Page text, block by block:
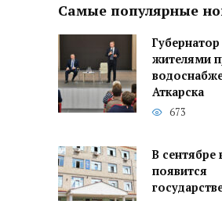
Самые популярные
жителями
Аткарска
673
В сентябре
появится